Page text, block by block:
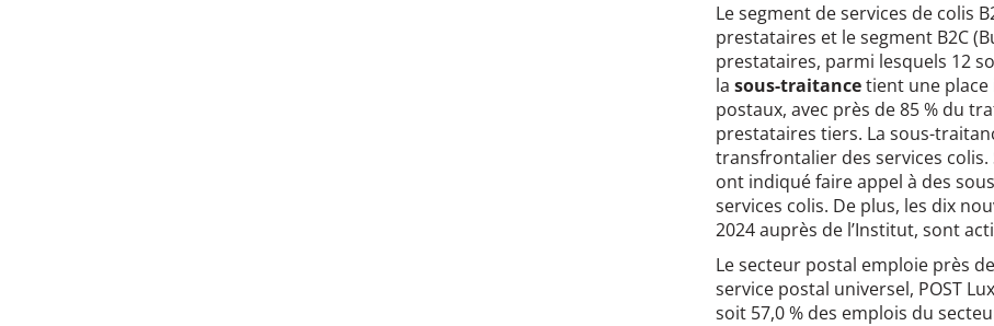
Le segment de services de colis
prestataires et le segment B2C
prestataires, parmi lesquels 12
la sous-traitancetient une
postaux, avec près de 85 % du
prestataires tiers. La sous-
transfrontalier des services
ont indiqué faire appel à des
services colis. De plus, les dix
2024 auprès de l’Institut, sont
Le secteur postal emploie près de
service postal universel, POST
soit 57,0 % des emplois du